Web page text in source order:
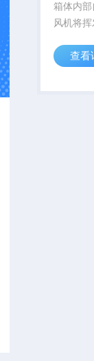
箱体内
风机将
置，过
查看